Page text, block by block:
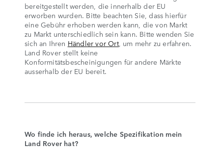
bereitgestellt werden, die innerhalb der EU
erworben wurden. Bitte beachten Sie, dass hierfür
eine Gebühr erhoben werden kann, die von Markt
zu Markt unterschiedlich sein kann. Bitte wenden Sie
sich an Ihren Händler vor Ort, um mehr zu erfahren.
Land Rover stellt keine
Konformitätsbescheinigungen für andere Märkte
ausserhalb der EU bereit.
Wo finde ich heraus, welche Spezifikation mein
Land Rover hat?